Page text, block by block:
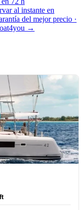
al instante en
del mejor precio ·
→